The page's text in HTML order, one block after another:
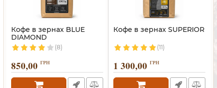
Кофе в зернах BLUE
DIAMOND
(8)
850,00 ГРН
Кофе в зернах SUPERIOR
(11)
1 300,00 ГРН